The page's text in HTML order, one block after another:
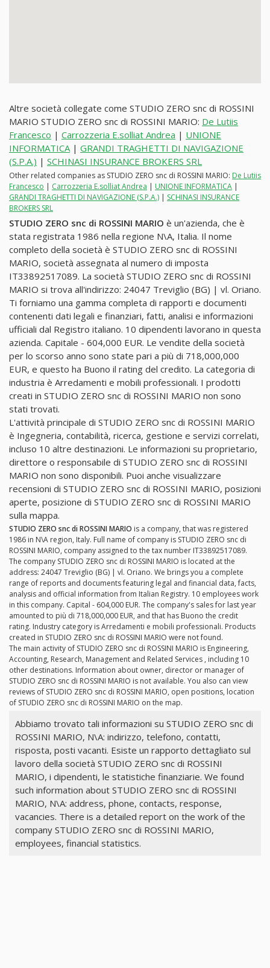
Altre società collegate come STUDIO ZERO snc di ROSSINI
MARIO STUDIO ZERO snc di ROSSINI MARIO: De Lutiis
Francesco | Carrozzeria E.solliat Andrea | UNIONE
INFORMATICA| GRANDI TRAGHETTI DI NAVIGAZIONE
(S.P.A.) | SCHINASI INSURANCE BROKERS SRL
Other related companies as STUDIO ZERO snc di ROSSINI MARIO: De Lutiis
Francesco | Carrozzeria E.solliat Andrea | UNIONE INFORMATICA |
GRANDI TRAGHETTI DI NAVIGAZIONE (S.P.A.) | SCHINASI INSURANCE
BROKERS SRL
STUDIO ZERO snc di ROSSINI MARIO è un'azienda, che è
stata registrata 1986 nella regione N\A, Italia. Il nome
completo della società è STUDIO ZERO snc di ROSSINI
MARIO, società assegnata al numero di imposta
IT33892517089. La società STUDIO ZERO snc di ROSSINI
MARIO si trova all'indirizzo: 24047 Treviglio (BG) | vl. Oriano.
Ti forniamo una gamma completa di rapporti e documenti
contenenti dati legali e finanziari, fatti, analisi e informazioni
ufficiali dal Registro italiano. 10 dipendenti lavorano in questa
azienda. Capitale - 604,000 EUR. Le vendite della società
per lo scorso anno sono state pari a più di 718,000,000
EUR, e questo ha Buono il rating del credito. La categoria di
industria è Arredamenti e mobili professionali. I prodotti
creati in STUDIO ZERO snc di ROSSINI MARIO non sono
stati trovati.
L'attività principale di STUDIO ZERO snc di ROSSINI MARIO
è Ingegneria, contabilità, ricerca, gestione e servizi correlati,
incluso 10 altre destinazioni. Le informazioni su proprietario,
direttore o responsabile di STUDIO ZERO snc di ROSSINI
MARIO non sono disponibili. Puoi anche visualizzare
recensioni di STUDIO ZERO snc di ROSSINI MARIO, posizioni
aperte, posizione di STUDIO ZERO snc di ROSSINI MARIO
sulla mappa.
STUDIO ZERO snc di ROSSINI MARIO is a company, that was registered
1986 in N\A region, Italy. Full name of company is STUDIO ZERO snc di
ROSSINI MARIO, company assigned to the tax number IT33892517089.
The company STUDIO ZERO snc di ROSSINI MARIO is located at the
address: 24047 Treviglio (BG) | vl. Oriano. We brings you a complete
range of reports and documents featuring legal and financial data, facts,
analysis and official information from Italian Registry. 10 employees work
in this company. Capital - 604,000 EUR. The company's sales for last year
amounted to più di 718,000,000 EUR, and that has Buono the credit
rating. Industry category is Arredamenti e mobili professionali. Products
created in STUDIO ZERO snc di ROSSINI MARIO were not found.
The main activity of STUDIO ZERO snc di ROSSINI MARIO is Engineering,
Accounting, Research, Management and Related Services , including 10
other destinations. Information about owner, director or manager of
STUDIO ZERO snc di ROSSINI MARIO is not available. You also can view
reviews of STUDIO ZERO snc di ROSSINI MARIO, open positions, location
of STUDIO ZERO snc di ROSSINI MARIO on the map.
Abbiamo trovato tali informazioni su STUDIO ZERO snc di
ROSSINI MARIO, N\A: indirizzo, telefono, contatti,
risposta, posti vacanti. Esiste un rapporto dettagliato sul
lavoro della società STUDIO ZERO snc di ROSSINI
MARIO, i dipendenti, le statistiche finanziarie. We found
such information about STUDIO ZERO snc di ROSSINI
MARIO, N\A: address, phone, contacts, response,
vacancies. There is a detailed report on the work of the
company STUDIO ZERO snc di ROSSINI MARIO,
employees, financial statistics.